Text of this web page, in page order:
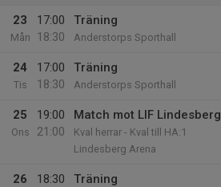
23
Mån
17:00
18:30
Träning
Anderstorps Sporthall
24
Tis
17:00
18:30
Träning
Anderstorps Sporthall
25
Ons
19:00
21:00
Match mot LIF Lindesberg
Kval herrar - Kval till HA:1
Lindesberg Arena
26
18:30
Träning